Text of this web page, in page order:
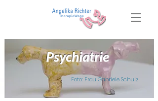
Psychiatrie
Foto: Frau Gabriele Schulz